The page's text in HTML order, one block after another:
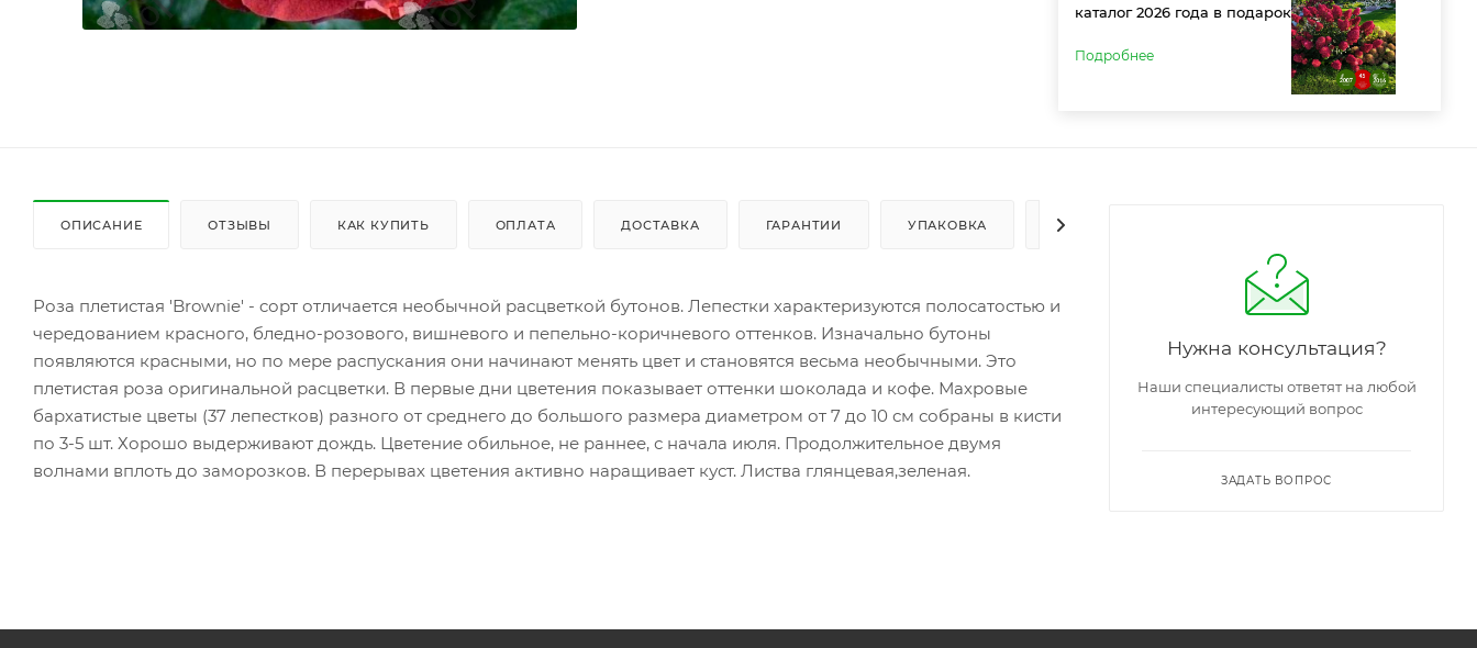
каталог 2026 года в подарок
Подробнее
ОПИСАНИЕ ОТЗЫВЫ КАК КУПИТЬ ОПЛАТА ДОСТАВКА ГАРАНТИИ УПАКОВКА ЗАДАТЬ ВОПРОС
Роза плетистая 'Brownie' - cорт отличается необычной расцветкой бутонов. Лепестки характеризуются полосатостью и
чередованием красного, бледно-розового, вишневого и пепельно-коричневого оттенков. Изначально бутоны
появляются красными, но по мере распускания они начинают менять цвет и становятся весьма необычными. Это
плетистая роза оригинальной расцветки. В первые дни цветения показывает оттенки шоколада и кофе. Махровые
бархатистые цветы (37 лепестков) разного от среднего до большого размера диаметром от 7 до 10 см собраны в кисти
по 3-5 шт. Хорошо выдерживают дождь. Цветение обильное, не раннее, с начала июля. Продолжительное двумя
волнами вплоть до заморозков. В перерывах цветения активно наращивает куст. Листва глянцевая,зеленая.
Нужна консультация?
Наши специалисты ответят на любой
интересующий вопрос
ЗАДАТЬ ВОПРОС